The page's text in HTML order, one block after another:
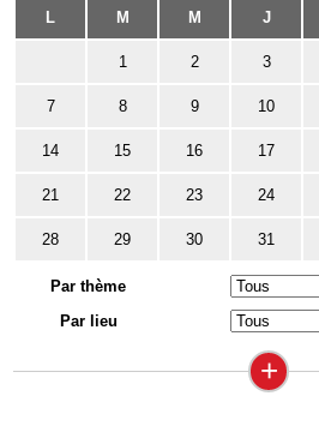
L M M J
1 2 3
7 8 9 10
14 15 16 17
21 22 23 24
28 29 30 31
Par thème
Par lieu
+